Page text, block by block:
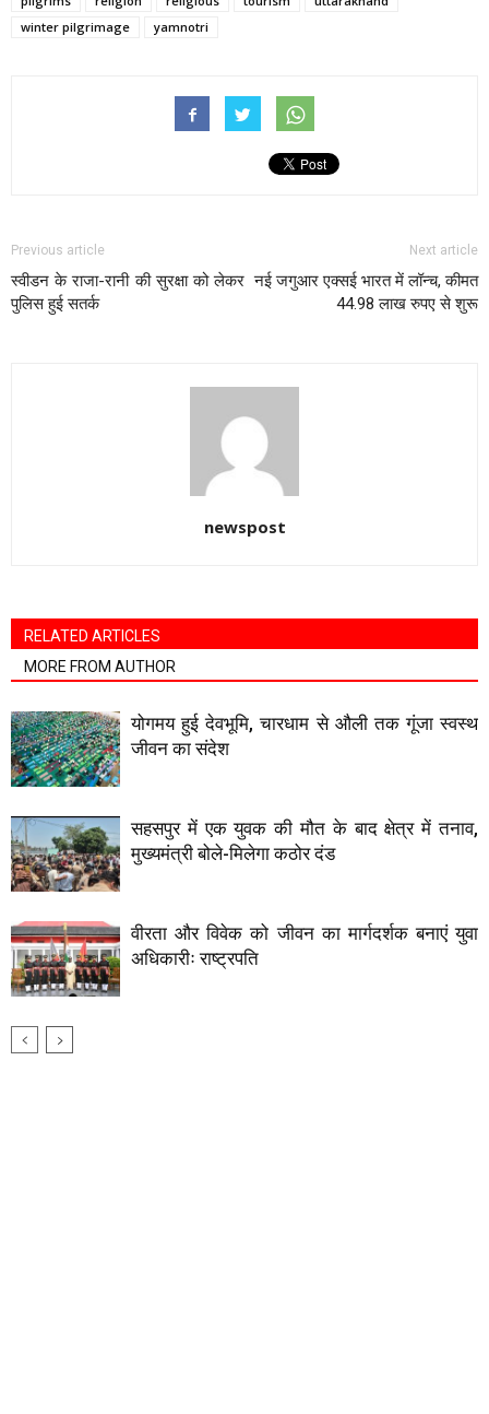
winter pilgrimage
yamnotri
Previous article
स्वीडन के राजा-रानी की सुरक्षा को लेकर
पुलिस हुई सतर्क
Next article
नई जगुआर एक्सई भारत में लॉन्‍च, कीमत
44.98 लाख रुपए से शुरू
newspost
RELATED ARTICLES
MORE FROM AUTHOR
योगमय हुई देवभूमि, चारधाम से औली तक गूंजा स्वस्थ
जीवन का संदेश
सहसपुर में एक युवक की मौत के बाद क्षेत्र में तनाव,
मुख्यमंत्री बोले-मिलेगा कठोर दंड
वीरता और विवेक को जीवन का मार्गदर्शक बनाएं युवा
अधिकारीः राष्ट्रपति